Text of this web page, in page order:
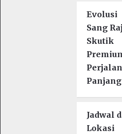
Evolusi
Sang
Skutik
Jadwal
Lokasi